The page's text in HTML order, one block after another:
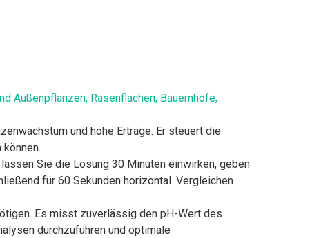
Außenpflanzen, Rasenflächen, Bauernhöfe,
und hohe Erträge. Er steuert die
Sie die Lösung 30 Minuten einwirken, geben
für 60 Sekunden horizontal. Vergleichen
Es misst zuverlässig den pH-Wert des
durchzuführen und optimale